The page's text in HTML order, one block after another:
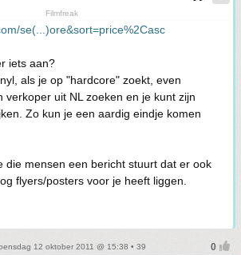
Filmfreak
se(...)ore&sort=price%2Casc
iets aan?
als je op "hardcore" zoekt, even
verkoper uit NL zoeken en je kunt zijn
Zo kun je een aardig eindje komen
die mensen een bericht stuurt dat er ook
flyers/posters voor je heeft liggen.
12 oktober 2011 @ 15:38 • 39